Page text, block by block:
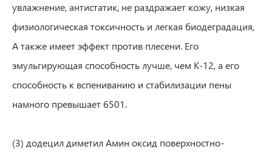
увлажнение, антистатик, не раздражает кожу, низкая
физиологическая токсичность и легкая биодеградация,
А также имеет эффект против плесени. Его
эмульгирующая способность лучше, чем K-12, а его
способность к вспениванию и стабилизации пены
намного превышает 6501.
(3) додецил диметил Амин оксид поверхностно-